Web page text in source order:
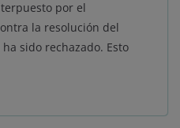
por el
la resolución del
sido rechazado. Esto